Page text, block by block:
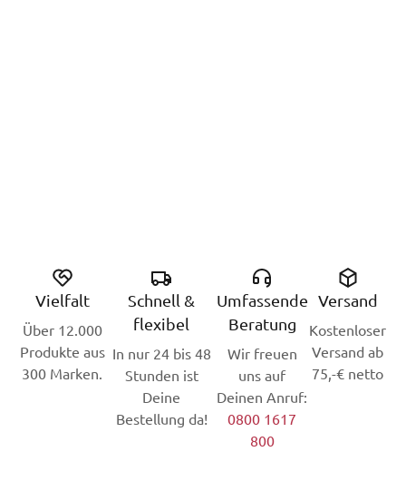
Vielfalt
Über 12.000
Produkte aus
300 Marken.
Schnell &
flexibel
In nur 24 bis 48
Stunden ist
Deine
Bestellung da!
Umfassende
Beratung
Wir freuen
uns auf
Deinen Anruf:
0800 1617
800
Versand
Kostenloser
Versand ab
75,-€ netto